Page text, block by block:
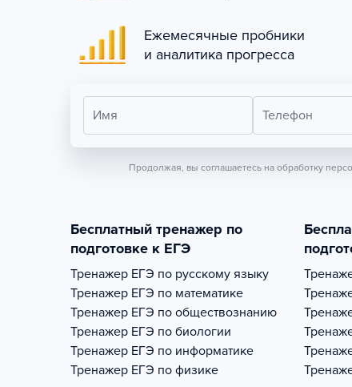
Ежемесячные пробники
и аналитика прогресса
Имя Телефон
Продолжая, вы соглашаетесь на обработку
Бесплатный тренажер по
подготовке к ЕГЭ
Тренажер ЕГЭ по русскому языку
Тренажер ЕГЭ по математике
Тренажер ЕГЭ по обществознанию
Тренажер ЕГЭ по биологии
Тренажер ЕГЭ по информатике
Тренажер ЕГЭ по физике